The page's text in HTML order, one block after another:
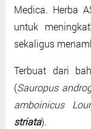
Medica. Herba
untuk
sekaligus
Terbuat dari
(Sauropus
amboinicus
striata).